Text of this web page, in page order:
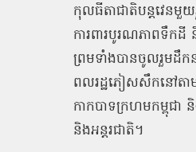
កុលធីតាជាតិបន្តវេនមួ
ការពារបូរណភាពទឹកដី
ព្រមទាំងបានចូលរួមដឹ
ពលរដ្ឋភៀសសឹកនៅតា
កាកបាទក្រហមកម្ពុជា
និងអន្តរជាតិ។